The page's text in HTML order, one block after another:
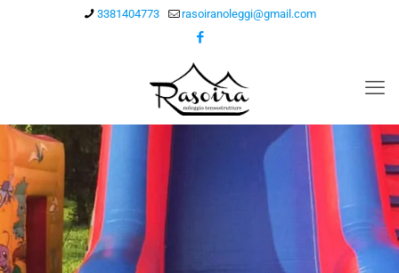
3381404773 rasoiranoleggi@gmail.com